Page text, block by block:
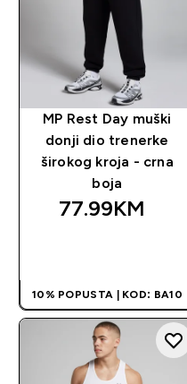
MP Rest Day muški
donji dio trenerke
širokog kroja - crna
boja
77.99KM‎
10% POPUSTA | KOD: BA10